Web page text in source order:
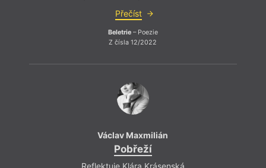
Přečíst
Beletrie– Poezie
Z čísla 12/2022
Václav Maxmilián
Pobřeží